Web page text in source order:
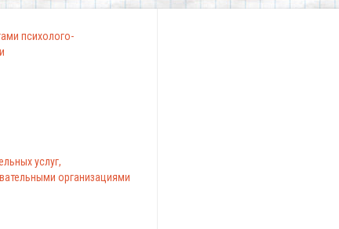
психолого-
услуг,
организациями